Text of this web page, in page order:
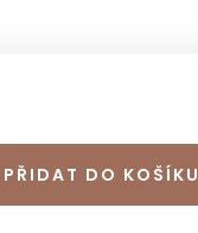
PŘIDAT DO KOŠÍKU